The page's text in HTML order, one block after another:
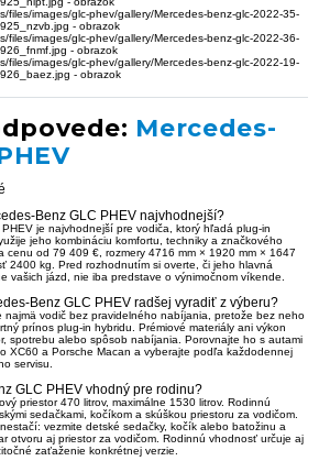
Mercedes-
Benz GLC PHEV najvhodnejší?
je najvhodnejší pre vodiča, ktorý hľadá plug-in
jeho kombináciu komfortu, techniky a značkového
cenu od 79 409 €, rozmery 4716 mm × 1920 mm × 1647
2400 kg. Pred rozhodnutím si overte, či jeho hlavná
vašich jázd, nie iba predstave o výnimočnom víkende.
Benz GLC PHEV radšej vyradiť z výberu?
najmä vodič bez pravidelného nabíjania, pretože bez neho
prínos plug-in hybridu. Prémiové materiály ani výkon
spotrebu alebo spôsob nabíjania. Porovnajte ho s autami
XC60 a Porsche Macan a vyberajte podľa každodennej
servisu.
GLC PHEV vhodný pre rodinu?
priestor 470 litrov, maximálne 1530 litrov. Rodinnú
sedačkami, kočíkom a skúškou priestoru za vodičom.
vezmite detské sedačky, kočík alebo batožinu a
otvoru aj priestor za vodičom. Rodinnú vhodnosť určuje aj
zaťaženie konkrétnej verzie.